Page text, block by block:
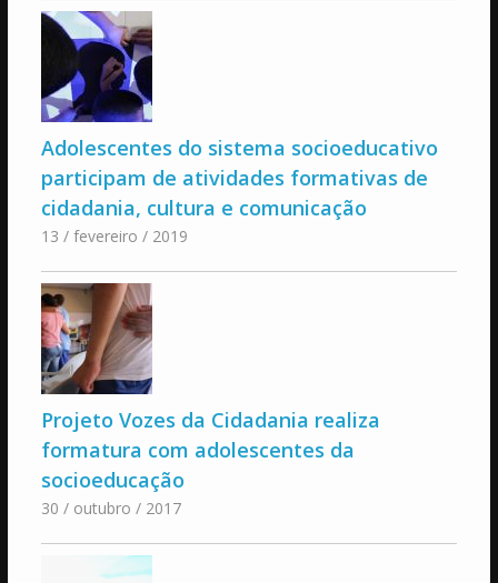
Adolescentes do sistema socioeducativo
participam de atividades formativas de
cidadania, cultura e comunicação
13 / fevereiro / 2019
Projeto Vozes da Cidadania realiza
formatura com adolescentes da
socioeducação
30 / outubro / 2017